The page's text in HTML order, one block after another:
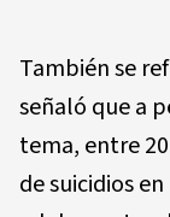
También se
señaló que a
tema, entre
de suicidios